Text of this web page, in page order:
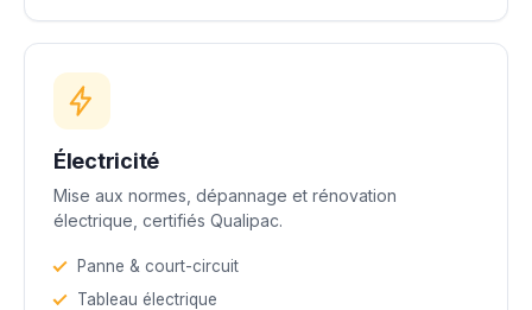
Électricité
Mise aux normes, dépannage et rénovation
électrique, certifiés Qualipac.
Panne & court-circuit
Tableau électrique